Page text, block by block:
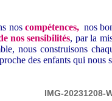
nos compétences,nos
nos sensibilités, par la
nous construisons
des enfants qui nous